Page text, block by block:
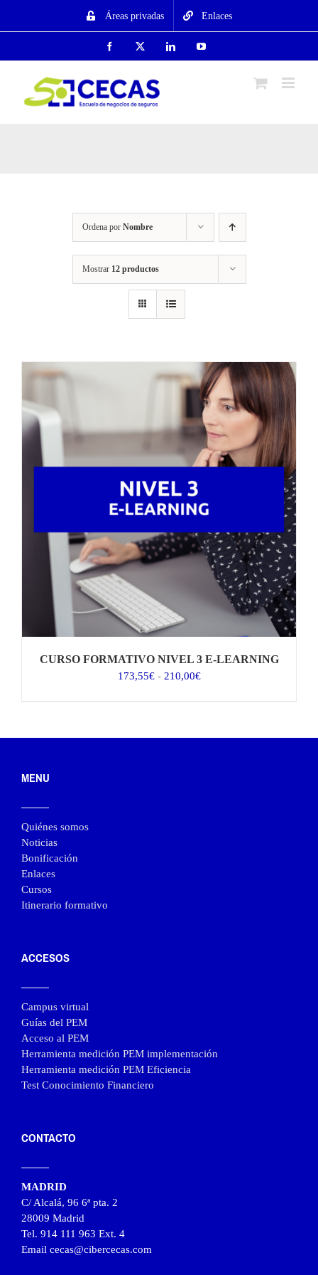
Áreas privadas Enlaces
Facebook LinkedInYouTube
Ordena por Nombre
Mostrar 12 productos
CURSO FORMATIVO NIVEL 3 E-LEARNING
173,55€ - 210,00€Rango
173,55€
MENU
Quiénes somos
Noticias
Bonificación
Enlaces
Cursos
Itinerario formativo
ACCESOS
Campus virtual
Guías del PEM
Acceso al PEM
Herramienta medición PEM implementación
Herramienta medición PEM Eficiencia
Test Conocimiento Financiero
CONTACTO
MADRID
C/ Alcalá, 96 6ª pta. 2
28009 Madrid
Tel. 914 111 963 Ext. 4
Email cecas@cibercecas.com